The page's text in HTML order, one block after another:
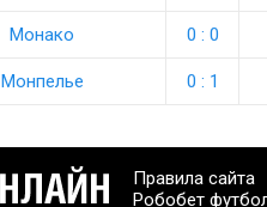
Монако 0 : 0
Монпелье 0 : 1
Правила сайта
Робобет